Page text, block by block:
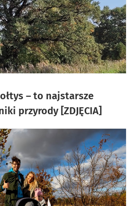
– to najstarsze
przyrody [ZDJĘCIA]